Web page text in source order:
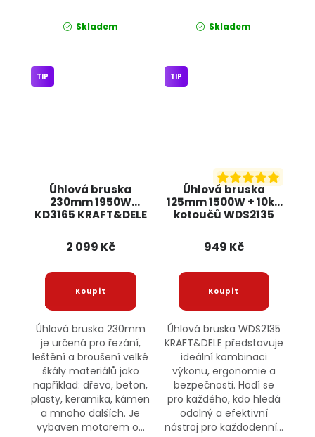
Skladem Skladem
Úhlová bruska
230mm 1950W
KD3165 KRAFT&DELE
TIP
2 099 Kč
Úhlová bruska 230mm
je určená pro řezání,
leštění a broušení velké
škály materiálů jako
například: dřevo, beton,
plasty, keramika, kámen
a mnoho dalších. Je
vybaven motorem o...
Úhlová bruska
125mm 1500W + 10ks
kotoučů WDS2135
TIP
949 Kč
Úhlová bruska WDS2135
KRAFT&DELE představuje
ideální kombinaci
výkonu, ergonomie a
bezpečnosti. Hodí se
pro každého, kdo hledá
odolný a efektivní
nástroj pro každodenní...